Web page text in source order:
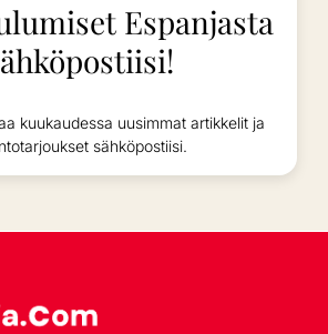
Espanjasta
kuukaudessa uusimmat artikkelit ja
sähköpostiisi.